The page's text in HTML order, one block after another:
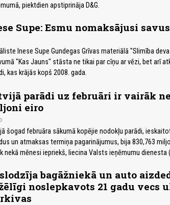
piektdien apstiprināja D&G.
Supe: Esmu nomaksājusi
Inese Supe Gundegas Grīvas materiālā "Slimība
"Kas Jauns" stāsta ne tikai par cīņu ar vēzi, bet arī
kas krājās kopš 2008. gada.
parādi uz februāri ir vairāk
eiro
šogad februāra sākumā kopējie nodokļu parādi,
un atmaksas termiņa pagarinājumus, bija 830,763
nekā mēnesi iepriekš, liecina Valsts ieņēmumu dienesta
bagāžniekā un auto
noslepkavots 21 gadu vecs